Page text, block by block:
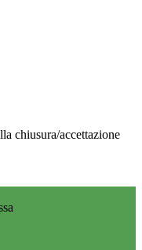
chiusura/accettazione